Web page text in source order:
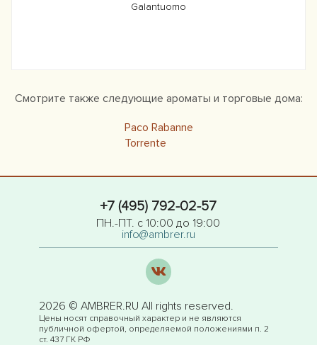
Galantuomo
Смотрите также следующие ароматы и торговые дома:
Paco Rabanne
Torrente
+7 (495) 792-02-57
ПН.-ПТ. с 10:00 до 19:00
info@ambrer.ru
2026 © AMBRER.RU All rights reserved.
Цены носят справочный характер и не являются
публичной офертой, определяемой положениями п. 2
ст. 437 ГК РФ